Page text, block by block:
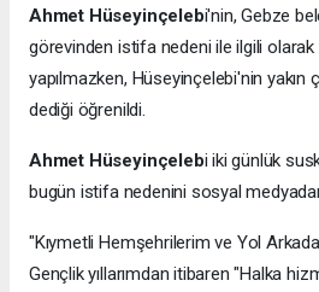
Ahmet Hüseyinçelebi'nin, Gebze
görevinden istifa nedeni ile ilgili olarak
yapılmazken, Hüseyinçelebi'nin yakın
dediği öğrenildi.
Ahmet Hüseyinçelebi iki günlük
bugün istifa nedenini sosyal
"Kıymetli Hemşehrilerim ve Yol
Gençlik yıllarımdan itibaren "Halka